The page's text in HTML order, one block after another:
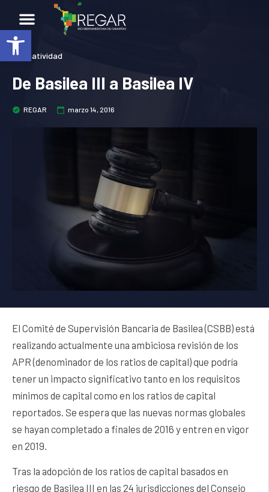
Abrir barra de herramientas
Normatividad
De Basilea III a Basilea IV
REGAR marzo 14, 2016
El Comité de Supervisión Bancaria de Basilea (CSBB) está
realizando actualmente una ambiciosa revisión de los
APR (denominador de los ratios de capital) que podría
tener un impacto significativo tanto en los requisitos
mínimos de capital como en los ratios de capital
reportados. Se espera que las nuevas normas globales
se hayan completado a finales de 2016 y entren en vigor
en 2019.
Tras la adopción de los ratios de capital basados en
riesgo de Basilea III en las 24 jurisdicciones del Consejo